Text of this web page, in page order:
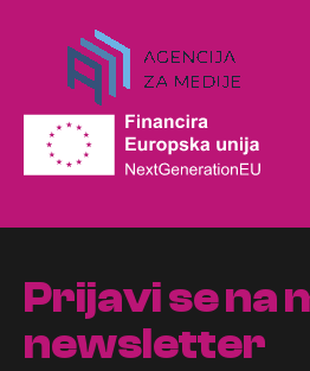
Prijavi se na
newsletter